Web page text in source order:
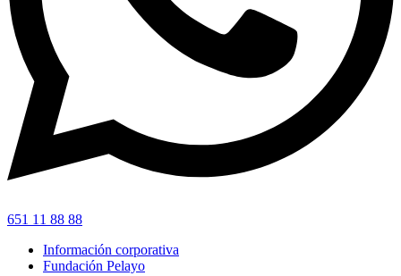
651 11 88 88
Información corporativa
Fundación Pelayo